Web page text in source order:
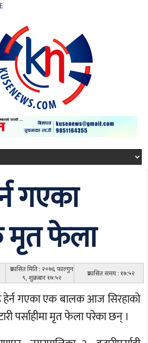
गएका
फेला
प्रकासित मिति : २०७६ फाल्गुन
९, शुक्रबार १७:५२
प्रकासित समय : १७:५२
हेर्न गएका एक बालक आज सिरहाको
पर्साहीमा मृत फेला परेका छन् ।